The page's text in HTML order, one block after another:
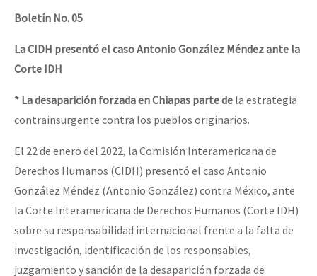
Boletín No. 05
La CIDH presentó el caso Antonio González Méndez ante la
Corte IDH
* La desaparición forzada en Chiapas parte de la estrategia
contrainsurgente contra los pueblos originarios.
El 22 de enero del 2022, la Comisión Interamericana de
Derechos Humanos (CIDH) presentó el caso Antonio
González Méndez (Antonio González) contra México, ante
la Corte Interamericana de Derechos Humanos (Corte IDH)
sobre su responsabilidad internacional frente a la falta de
investigación, identificación de los responsables,
juzgamiento y sanción de la desaparición forzada de